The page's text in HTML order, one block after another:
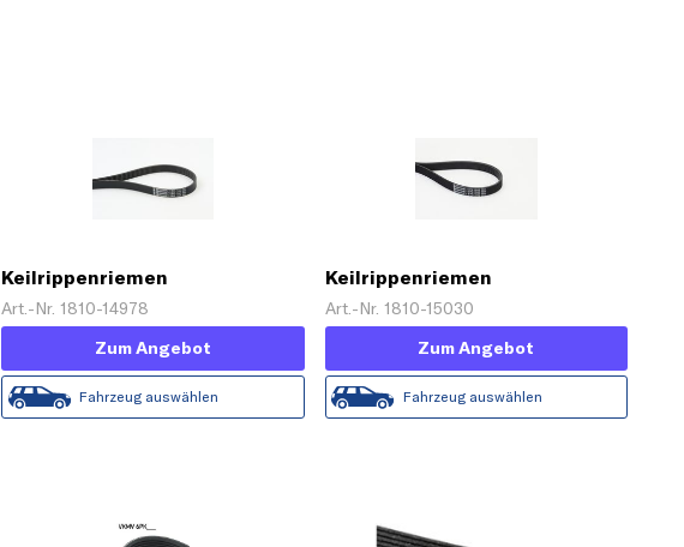
Keilrippenriemen
Art.-Nr. 1810-14978
Zum Angebot
Fahrzeug auswählen
Keilrippenriemen
Art.-Nr. 1810-15030
Zum Angebot
Fahrzeug auswählen